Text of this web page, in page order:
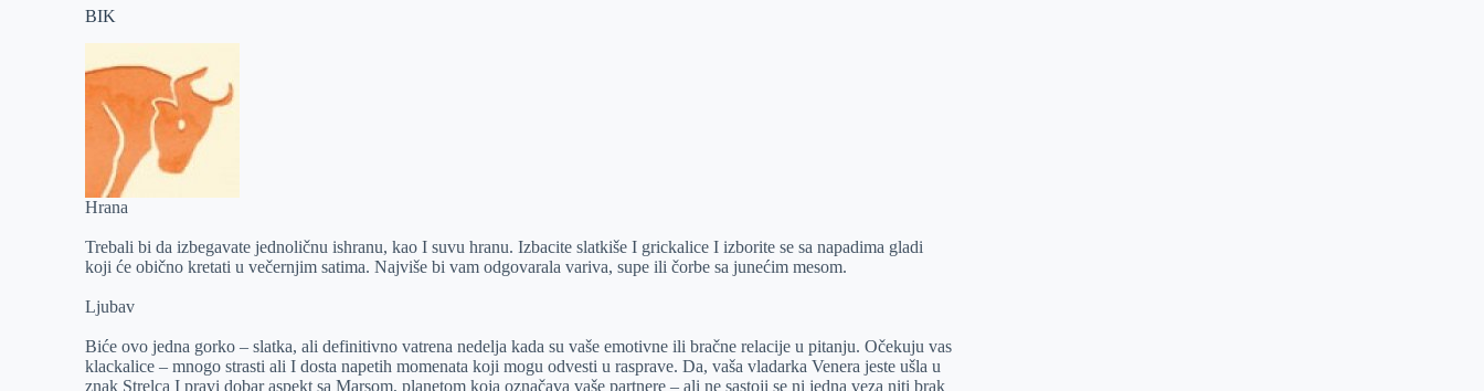
BIK
Hrana
Trebali bi da izbegavate jednoličnu ishranu, kao I suvu hranu. Izbacite slatkiše I grickalice I izborite se sa napadima gladi
koji će obično kretati u večernjim satima. Najviše bi vam odgovarala variva, supe ili čorbe sa junećim mesom.
Ljubav
Biće ovo jedna gorko – slatka, ali definitivno vatrena nedelja kada su vaše emotivne ili bračne relacije u pitanju. Očekuju vas
klackalice – mnogo strasti ali I dosta napetih momenata koji mogu odvesti u rasprave. Da, vaša vladarka Venera jeste ušla u
znak Strelca I pravi dobar aspekt sa Marsom, planetom koja označava vaše partnere – ali ne sastoji se ni jedna veza niti brak